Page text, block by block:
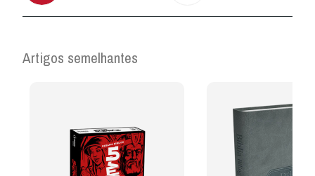
Artigos semelhantes